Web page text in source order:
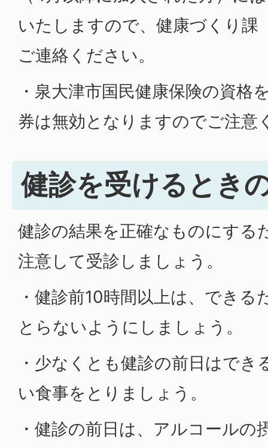
いたしますので、健康づくり課
ご連絡ください。
・泉大津市国民健康保険の資格
券は無効となりますのでご注意
健診を受けるとき
健診の結果を正確なものにする
注意して受診しましょう。
・健診前10時間以上は、できる
とらないようにしましょう。
・少なくとも健診の前日はで
い食事をとりましょう。
・健診の前日は、アルコールの